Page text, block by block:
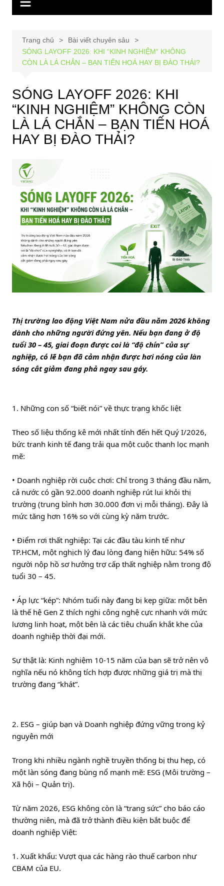
Trang chủ
Bài viết chuyên sâu
SÓNG LAYOFF 2026: KHI “KINH NGHIỆM” KHÔNG
CÒN LÀ LÁ CHẮN – BẠN TIẾN HOÁ HAY BỊ ĐÀO THẢI?
SÓNG LAYOFF 2026: KHI
“KINH NGHIỆM” KHÔNG CÒN
LÀ LÁ CHẮN – BẠN TIẾN HOÁ
HAY BỊ ĐÀO THẢI?
Thị trường lao động Việt Nam nửa đầu năm 2026 không
dành cho những người đứng yên. Nếu bạn đang ở độ
tuổi 30 – 45, giai đoạn được coi là “độ chín” của sự
nghiệp, có lẽ bạn đã cảm nhận được hơi nóng của làn
sóng cắt giảm đang phả ngay sau gáy.
1. Những con số “biết nói” về thực trạng khốc liệt
Theo số liệu thống kê mới nhất tính đến hết Quý I/2026,
bức tranh kinh tế đang trải qua một cuộc thanh lọc mạnh
mẽ:
• Doanh nghiệp rời cuộc chơi: Chỉ trong 3 tháng đầu năm,
cả nước có gần 92.000 doanh nghiệp rút lui khỏi thị
trường (trung bình hơn 30.000 đơn vị mỗi tháng). Đây là
mức tăng hơn 16% so với cùng kỳ năm trước.
• Điểm rơi thất nghiệp: Tại các đầu tàu kinh tế như
TP.HCM, một nghịch lý đau lòng đang hiện hữu: 54% số
người nộp hồ sơ hưởng trợ cấp thất nghiệp nằm trong độ
tuổi 30 – 45.
• Áp lực “kép”: Nhóm tuổi này đang bị kẹp giữa: một bên
là thế hệ Gen Z thích nghi công nghệ cực nhanh với mức
lương linh hoạt, một bên là các tiêu chuẩn khắt khe của
doanh nghiệp thời đại mới.
Sự thật là: Kinh nghiệm 10-15 năm của bạn sẽ trở nên vô
nghĩa nếu nó không tích hợp được những giá trị mà thị
trường đang “khát”.
2. ESG – giúp bạn và Doanh nghiệp đứng vững trong kỷ
nguyên mới
Trong khi nhiều ngành nghề truyền thống bị thu hẹp, có
một làn sóng đang bùng nổ mạnh mẽ: ESG (Môi trường –
Xã hội – Quản trị).
Từ năm 2026, ESG không còn là “trang sức” cho báo cáo
thường niên, mà đã trở thành điều kiện bắt buộc để
doanh nghiệp Việt:
1. Xuất khẩu: Vượt qua các hàng rào thuế carbon như
CBAM của EU.